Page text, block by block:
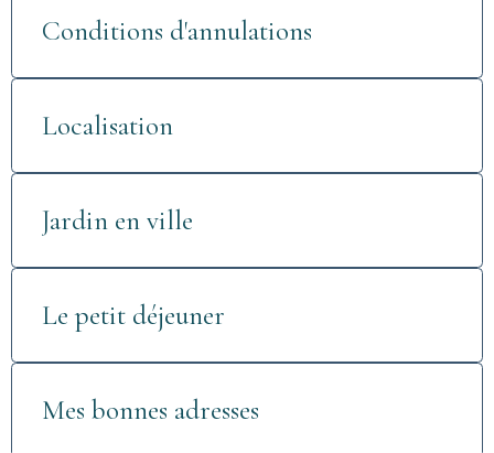
Conditions d'annulations
Localisation
Jardin en ville
Le petit déjeuner
Mes bonnes adresses